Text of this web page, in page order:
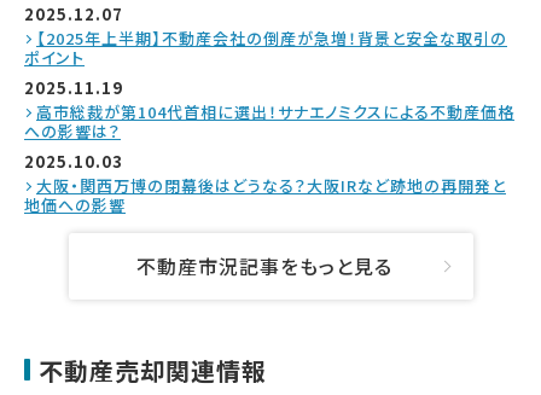
2025.12.07
【2025年上半期】不動産会社の倒産が急増！背景と安全な取引の
ポイント
2025.11.19
高市総裁が第104代首相に選出！サナエノミクスによる不動産価格
への影響は？
2025.10.03
大阪・関西万博の閉幕後はどうなる？大阪IRなど跡地の再開発と
地価への影響
不動産市況記事をもっと見る
不動産売却関連情報